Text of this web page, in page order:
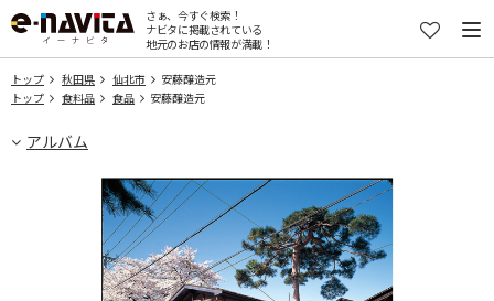
さぁ、今すぐ検索！
ナビタに掲載されている
地元のお店の情報が満載！
トップ 秋田県 仙北市
安藤醸造元
トップ
食料品 食品 安藤醸造元
アルバム